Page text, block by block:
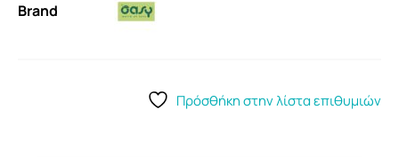
Brand
Πρόσθήκη στην λίστα επιθυμιών